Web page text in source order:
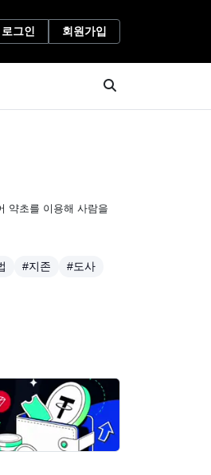
로그인 회원가입
약초를 이용해 사람을
#지존
#도사